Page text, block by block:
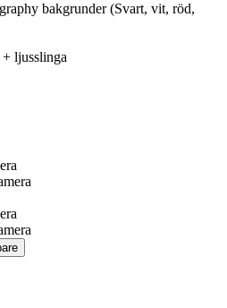
bakgrunder (Svart, vit, röd,
ljusslinga